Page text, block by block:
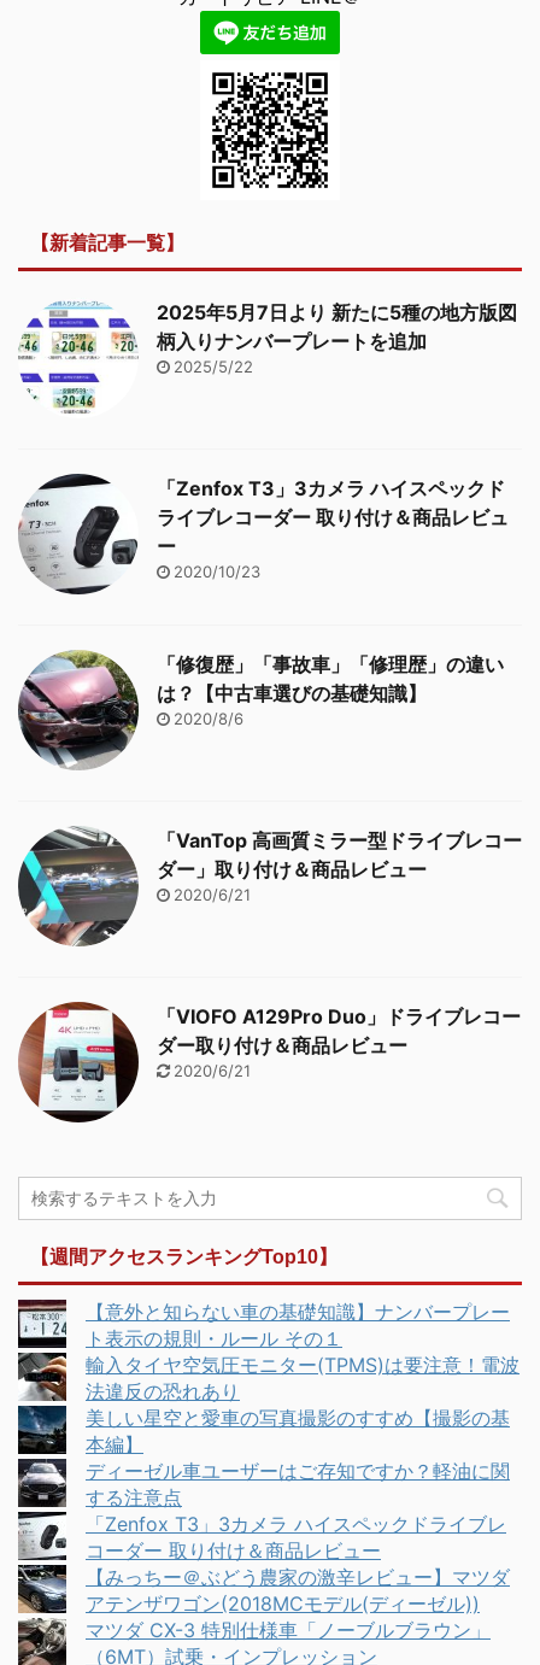
【新着記事一覧】
2025年5月7日より 新たに5種の地方版図
柄入りナンバープレートを追加
2025/5/22
「Zenfox T3」3カメラ ハイスペックド
ライブレコーダー 取り付け＆商品レビュ
ー
2020/10/23
「修復歴」「事故車」「修理歴」の違い
は？【中古車選びの基礎知識】
2020/8/6
「VanTop 高画質ミラー型ドライブレコー
ダー」取り付け＆商品レビュー
2020/6/21
「VIOFO A129Pro Duo」ドライブレコー
ダー取り付け＆商品レビュー
2020/6/21
【週間アクセスランキングTop10】
【意外と知らない車の基礎知識】ナンバープレー
ト表示の規則・ルール その１
輸入タイヤ空気圧モニター(TPMS)は要注意！電波
法違反の恐れあり
美しい星空と愛車の写真撮影のすすめ【撮影の基
本編】
ディーゼル車ユーザーはご存知ですか？軽油に関
する注意点
「Zenfox T3」3カメラ ハイスペックドライブレ
コーダー 取り付け＆商品レビュー
【みっちー＠ぶどう農家の激辛レビュー】マツダ
アテンザワゴン(2018MCモデル(ディーゼル))
マツダ CX-3 特別仕様車「ノーブルブラウン」
（6MT）試乗・インプレッション